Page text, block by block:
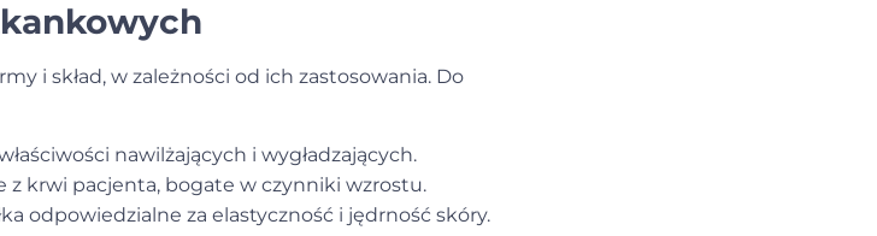
i skład, w zależności od ich zastosowania. Do
nawilżających i wygładzających.
z krwi pacjenta, bogate w czynniki wzrostu.
odpowiedzialne za elastyczność i jędrność skóry.